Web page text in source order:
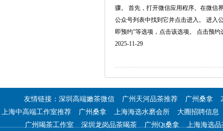
骤。 首先，打开微信应用程序。在微信
公众号列表中找到它并点击进入。 进入
即预约”等选项，点击该选项。 点击预约
2025-11-29
友情链接： 深圳高端嫩茶微信 广州天河品茶推荐 广州桑拿
上海中高端工作室推荐
广州桑拿 上海海选水磨会所
大圈招聘信息
广州喝茶工作室
深圳龙岗品茶喝茶 广州Qt桑拿 上海海选品